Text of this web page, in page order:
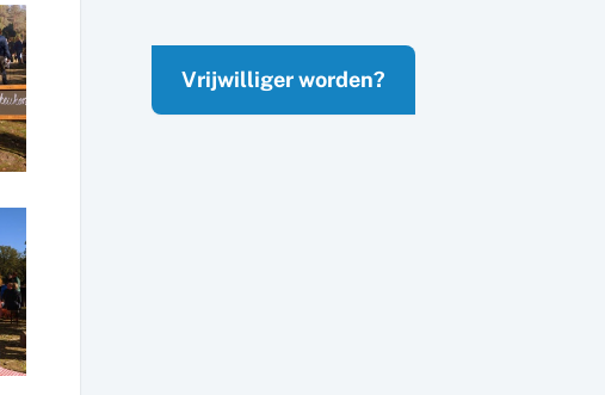
Vrijwilliger worden?